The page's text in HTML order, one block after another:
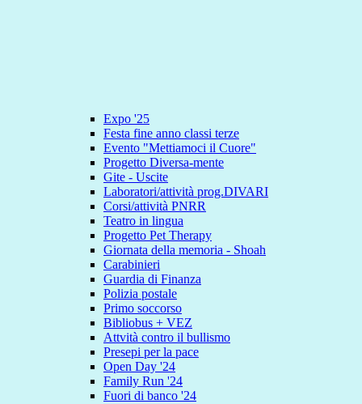
Expo '25
Festa fine anno classi terze
Evento "Mettiamoci il Cuore"
Progetto Diversa-mente
Gite - Uscite
Laboratori/attività prog.DIVARI
Corsi/attività PNRR
Teatro in lingua
Progetto Pet Therapy
Giornata della memoria - Shoah
Carabinieri
Guardia di Finanza
Polizia postale
Primo soccorso
Bibliobus + VEZ
Attvità contro il bullismo
Presepi per la pace
Open Day '24
Family Run '24
Fuori di banco '24